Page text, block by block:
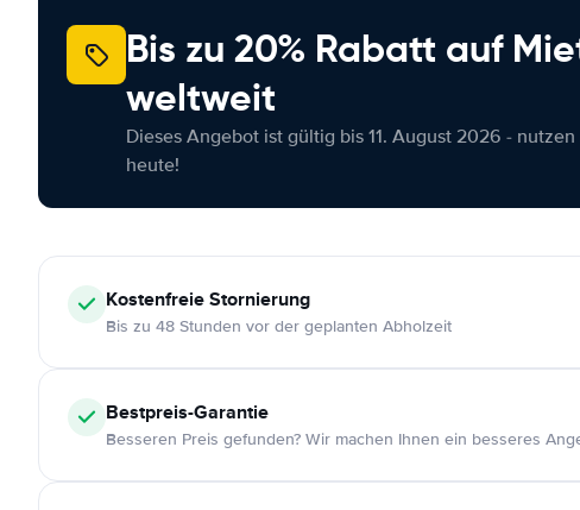
Bis zu 20% Rabatt auf
weltweit
Dieses Angebot ist gültig bis 11. August 2026 - nutzen
heute!
KostenfreieStornierung
Bis zu 48 Stunden vor der geplanten Abholzeit
Bestpreis-Garantie
Besseren Preis gefunden? Wir machen Ihnen ein besseres